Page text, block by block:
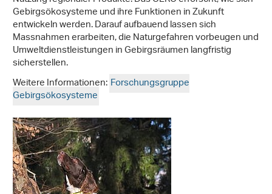
Gebirgsökosysteme und ihre Funktionen in Zukunft
entwickeln werden. Darauf aufbauend lassen sich
Massnahmen erarbeiten, die Naturgefahren vorbeugen und
Umweltdienstleistungen in Gebirgsräumen langfristig
sicherstellen.
Weitere Informationen:Forschungsgruppe
Gebirgsökosysteme